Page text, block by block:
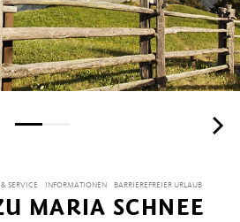
& SERVICE INFORMATIONEN BARRIEREFREIER URLAUB
MARIA SCHNEE